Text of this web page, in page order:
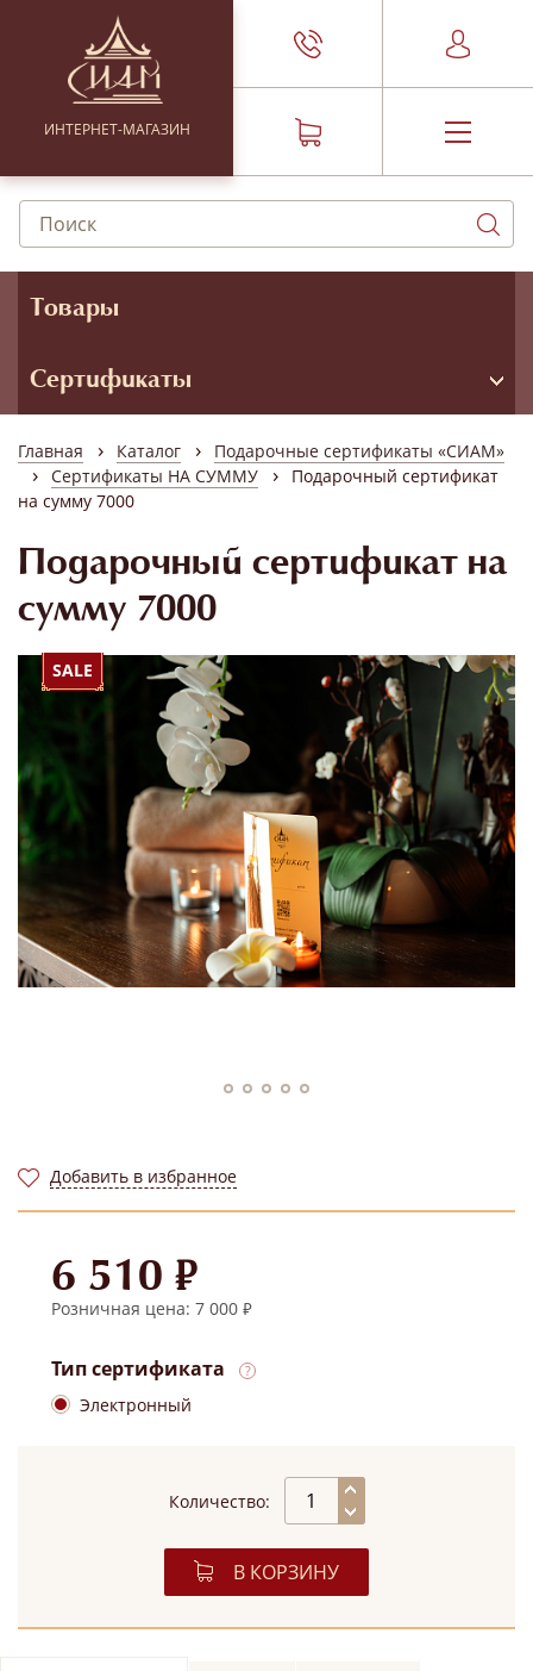
ИНТЕРНЕТ-МАГАЗИН
Товары
Сертификаты
Главная › Каталог › Подарочные сертификаты «СИАМ»
› Сертификаты НА СУММУ ›
Подарочный сертификат
на сумму 7000
Подарочный сертификат на
сумму 7000
SALE
Добавить в избранное
6 510 ₽
Розничная цена: 7 000 ₽
Тип сертификата
Электронный
Количество:
В КОРЗИНУ